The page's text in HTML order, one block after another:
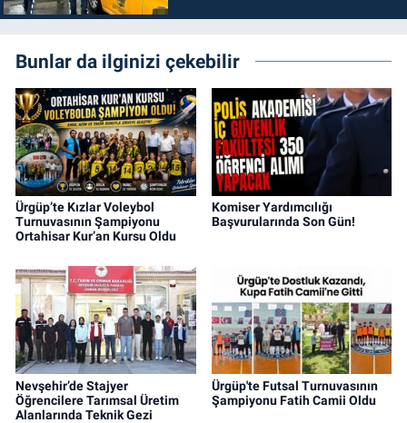
Bunlar da ilginizi çekebilir
Ürgüp’te Kızlar Voleybol
Turnuvasının Şampiyonu
Ortahisar Kur’an Kursu Oldu
Komiser Yardımcılığı
Başvurularında Son Gün!
Nevşehir’de Stajyer
Öğrencilere Tarımsal Üretim
Alanlarında Teknik Gezi
Ürgüp'te Futsal Turnuvasının
Şampiyonu Fatih Camii Oldu